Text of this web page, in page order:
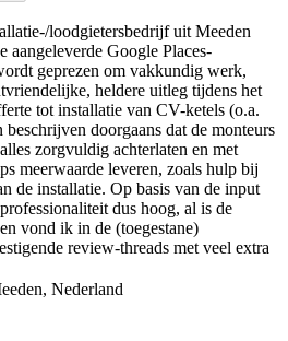
loodgietersbedrijf uit Meeden
aangeleverde Google Places-
geprezen om vakkundig werk,
heldere uitleg tijdens het
tot installatie van CV-ketels (o.a.
doorgaans dat de monteurs
zorgvuldig achterlaten en met
meerwaarde leveren, zoals hulp bij
de installatie. Op basis van de input
dus hoog, al is de
vond ik in de (toegestane)
review-threads met veel extra
Nederland